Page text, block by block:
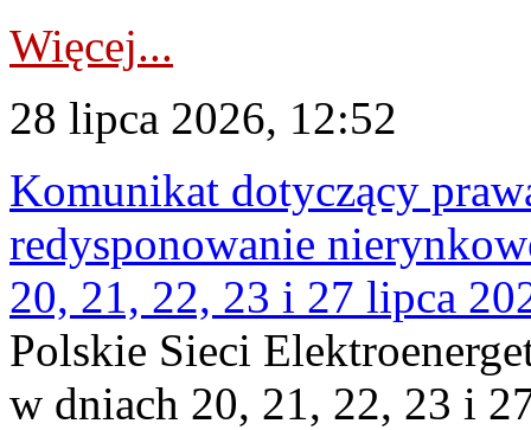
Więcej...
28 lipca 2026, 12:52
Komunikat dotyczący
redysponowanie
20, 21, 22, 23 i 27 lipca
Polskie Sieci
w dniach 20, 21, 22, 23 i